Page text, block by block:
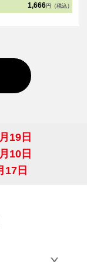
1,666 円（税込）
19日
10日
17日